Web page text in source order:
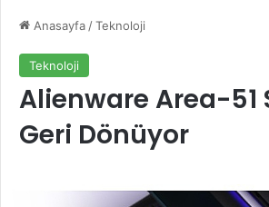
Anasayfa /Teknoloji
Teknoloji
Alienware Area-51
Geri Dönüyor